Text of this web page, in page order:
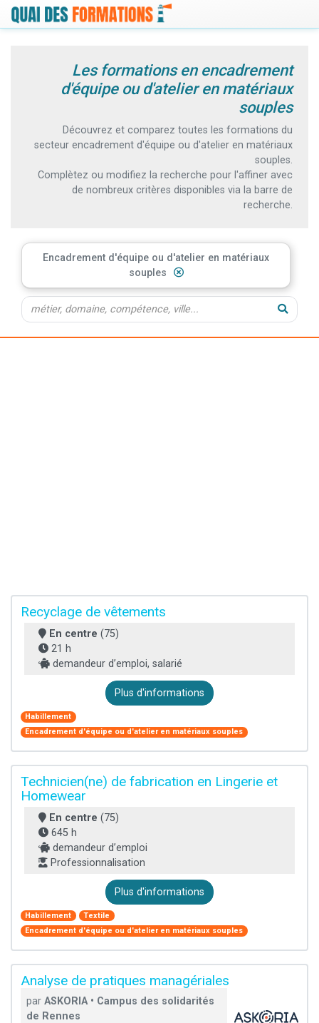
Les formations en encadrement
d'équipe ou d'atelier en matériaux
souples
Découvrez et comparez toutes les formations du
secteur encadrement d'équipe ou d'atelier en matériaux
souples.
Complètez ou modifiez la recherche pour l'affiner avec
de nombreux critères disponibles via la barre de
recherche.
Encadrement d'équipe ou d'atelier en matériaux
souples
Recyclage de vêtements
En centre (75)
21 h
demandeur d’emploi, salarié
Plus d'informations
Habillement
Encadrement d'équipe ou d'atelier en matériaux souples
Technicien(ne) de fabrication en Lingerie et
Homewear
En centre (75)
645 h
demandeur d’emploi
Professionnalisation
Plus d'informations
Habillement
Textile
Encadrement d'équipe ou d'atelier en matériaux souples
Analyse de pratiques managériales
par ASKORIA • Campus des solidarités
de Rennes